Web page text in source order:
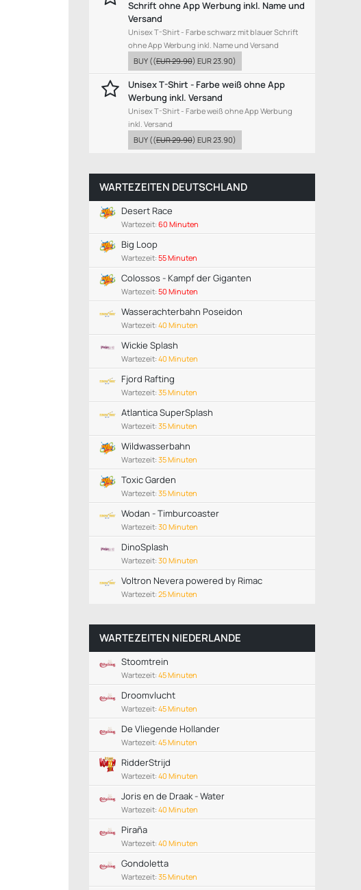
Schrift ohne App Werbung inkl. Name und
Versand
Unisex T-Shirt - Farbe schwarz mit blauer Schrift
ohne App Werbung inkl. Name und Versand
BUY ((EUR 29.90) EUR 23.90)
Unisex T-Shirt - Farbe weiß ohne App
Werbung inkl. Versand
Unisex T-Shirt - Farbe weiß ohne App Werbung
inkl. Versand
BUY ((EUR 29.90) EUR 23.90)
WARTEZEITEN DEUTSCHLAND
Desert Race
Wartezeit: 60 Minuten
Big Loop
Wartezeit: 55 Minuten
Colossos - Kampf der Giganten
Wartezeit: 50 Minuten
Wasserachterbahn Poseidon
Wartezeit: 40 Minuten
Wickie Splash
Wartezeit: 40 Minuten
Fjord Rafting
Wartezeit: 35 Minuten
Atlantica SuperSplash
Wartezeit: 35 Minuten
Wildwasserbahn
Wartezeit: 35 Minuten
Toxic Garden
Wartezeit: 35 Minuten
Wodan - Timburcoaster
Wartezeit: 30 Minuten
DinoSplash
Wartezeit: 30 Minuten
Voltron Nevera powered by Rimac
Wartezeit: 25 Minuten
WARTEZEITEN NIEDERLANDE
Stoomtrein
Wartezeit: 45 Minuten
Droomvlucht
Wartezeit: 45 Minuten
De Vliegende Hollander
Wartezeit: 45 Minuten
RidderStrijd
Wartezeit: 40 Minuten
Joris en de Draak - Water
Wartezeit: 40 Minuten
Piraña
Wartezeit: 40 Minuten
Gondoletta
Wartezeit: 35 Minuten